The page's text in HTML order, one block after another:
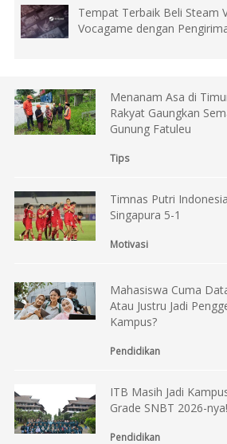
Tempat Terbaik Beli Steam
Vocagame dengan
Menanam Asa di
Rakyat Gaungkan
Gunung Fatuleu
Tips
Timnas Putri
Singapura 5-1
Motivasi
Mahasiswa Cuma
Atau Justru Jadi
Kampus?
Pendidikan
ITB Masih Jadi
Grade SNBT 2026-nya!
Pendidikan